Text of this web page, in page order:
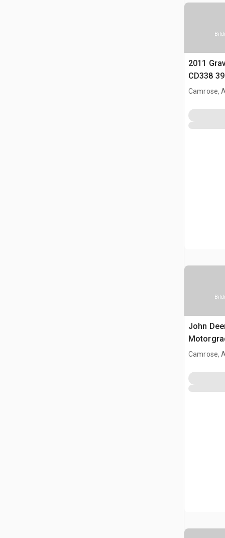
2011
CD338
Camrose,
John
Camrose,